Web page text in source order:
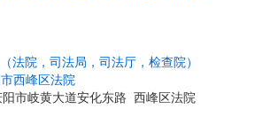
法院，司法局，司法厅，检查院）
西峰区法院
市岐黄大道安化东路 西峰区法院